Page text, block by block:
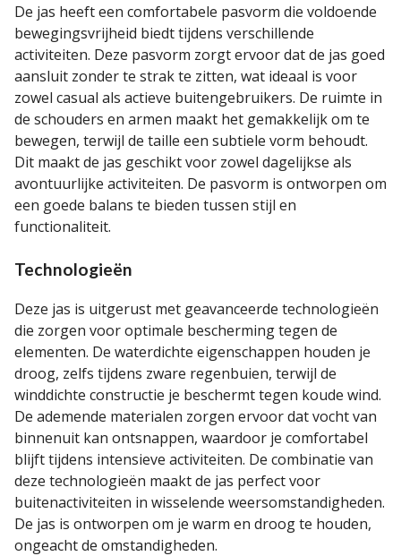
De jas heeft een comfortabele pasvorm die voldoende
bewegingsvrijheid biedt tijdens verschillende
activiteiten. Deze pasvorm zorgt ervoor dat de jas goed
aansluit zonder te strak te zitten, wat ideaal is voor
zowel casual als actieve buitengebruikers. De ruimte in
de schouders en armen maakt het gemakkelijk om te
bewegen, terwijl de taille een subtiele vorm behoudt.
Dit maakt de jas geschikt voor zowel dagelijkse als
avontuurlijke activiteiten. De pasvorm is ontworpen om
een goede balans te bieden tussen stijl en
functionaliteit.
Technologieën
Deze jas is uitgerust met geavanceerde technologieën
die zorgen voor optimale bescherming tegen de
elementen. De waterdichte eigenschappen houden je
droog, zelfs tijdens zware regenbuien, terwijl de
winddichte constructie je beschermt tegen koude wind.
De ademende materialen zorgen ervoor dat vocht van
binnenuit kan ontsnappen, waardoor je comfortabel
blijft tijdens intensieve activiteiten. De combinatie van
deze technologieën maakt de jas perfect voor
buitenactiviteiten in wisselende weersomstandigheden.
De jas is ontworpen om je warm en droog te houden,
ongeacht de omstandigheden.